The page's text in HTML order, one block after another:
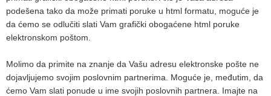
podešena tako da može primati poruke u html formatu, moguće je
da ćemo se odlučiti slati Vam grafički obogaćene html poruke
elektronskom poštom.
Molimo da primite na znanje da Vašu adresu elektronske pošte ne
dojavljujemo svojim poslovnim partnerima. Moguće je, međutim, da
ćemo Vam slati ponude u ime svojih poslovnih partnera. Imajte na